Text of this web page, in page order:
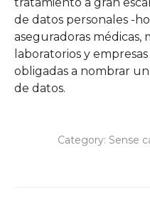
de datos personales -
aseguradoras
laboratorios y
obligadas a nombrar
de datos.
Category: Sense